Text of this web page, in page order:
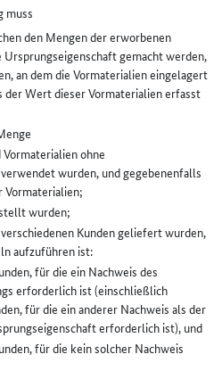
muss
den Mengen der erworbenen
gemacht werden,
an dem die Vormaterialien eingelagert
der Wert dieser Vormaterialien erfasst
ohne
wurden, und gegebenenfalls
Vormaterialien;
wurden;
Kunden geliefert wurden,
aufzuführen ist:
für die ein Nachweis des
erforderlich ist (einschließlich
für die ein anderer Nachweis als der
erforderlich ist), und
für die kein solcher Nachweis